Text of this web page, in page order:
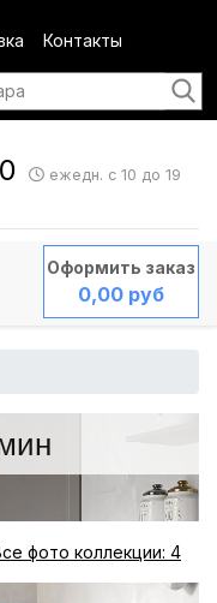
Контакты
ежедн. с 10 до 19
Оформить заказ
0,00 руб
фото коллекции: 4